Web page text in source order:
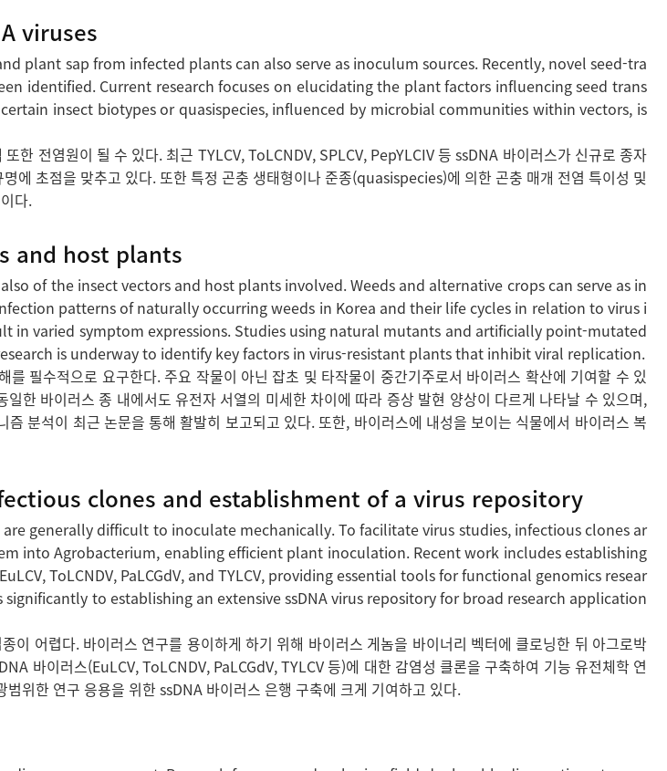
viruses
plant sap from infected plants can also serve as inoculum sources. Recently, novel seed-tra
identified. Current research focuses on elucidating the plant factors influencing seed trans
insect biotypes or quasispecies, influenced by microbial communities within vectors, is
한 전염원이 될 수 있다. 최근 TYLCV, ToLCNDV, SPLCV, PepYLCIV 등 ssDNA 바이러스가 신규로 종자
에 초점을 맞추고 있다. 또한 특정 곤충 생태형이나 준종(quasispecies)에 의한 곤충 매개 전염 특이성 및
다.
and host plants
of the insect vectors and host plants involved. Weeds and alternative crops can serve as in
patterns of naturally occurring weeds in Korea and their life cycles in relation to virus i
in varied symptom expressions. Studies using natural mutants and artificially point-mutated
is underway to identify key factors in virus-resistant plants that inhibit viral replication.
필수적으로 요구한다. 주요 작물이 아닌 잡초 및 타작물이 중간기주로서 바이러스 확산에 기여할 수 있
한 바이러스 종 내에서도 유전자 서열의 미세한 차이에 따라 증상 발현 양상이 다르게 나타날 수 있으며,
분석이 최근 논문을 통해 활발히 보고되고 있다. 또한, 바이러스에 내성을 보이는 식물에서 바이러스 복
clones and establishment of a virus repository
generally difficult to inoculate mechanically. To facilitate virus studies, infectious clones ar
into Agrobacterium, enabling efficient plant inoculation. Recent work includes establishing
ToLCNDV, PaLCGdV, and TYLCV, providing essential tools for functional genomics resear
to establishing an extensive ssDNA virus repository for broad research application
어렵다. 바이러스 연구를 용이하게 하기 위해 바이러스 게놈을 바이너리 벡터에 클로닝한 뒤 아그로박
바이러스(EuLCV, ToLCNDV, PaLCGdV, TYLCV 등)에 대한 감염성 클론을 구축하여 기능 유전체학 연
위한 연구 응용을 위한 ssDNA 바이러스 은행 구축에 크게 기여하고 있다.